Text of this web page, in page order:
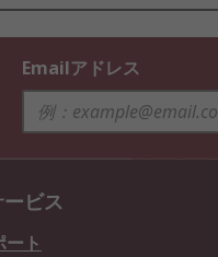
Emailアドレス
ビス
ト